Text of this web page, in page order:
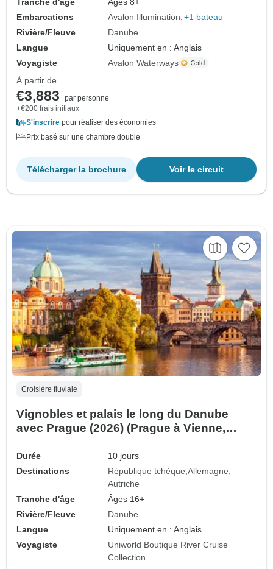
Embarcations
Avalon Illumination +1 bateau
Rivière/Fleuve
Danube
Langue
Uniquement en : Anglais
Voyagiste
Avalon Waterways
À partir de
€3,883
par personne
+€200 frais initiaux
S'inscrire pour réaliser des économies
Prix basé sur une chambre double
Voir le circuit
Télécharger la brochure
Croisière fluviale
Vignobles et palais le long du Danube
avec Prague (2026) (Prague à Vienne,
Durée
10 jours
Destinations
République tchèque Allemagne
Autriche
Tranche d'âge
Âges 16+
Rivière/Fleuve
Danube
Langue
Uniquement en : Anglais
Voyagiste
Uniworld Boutique River Cruise
Collection